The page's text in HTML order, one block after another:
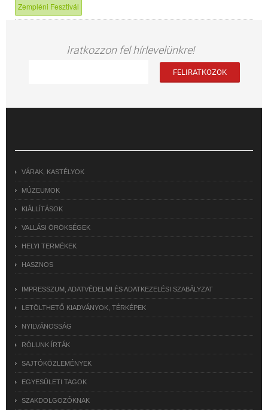
Zempléni Fesztivál
Iratkozzon fel hírlevelünkre!
VÁRAK, KASTÉLYOK
MÚZEUMOK
KIÁLLÍTÁSOK
VALLÁSI ÖRÖKSÉGEK
HELYI TERMÉKEK
HASZNOS
IMPRESSZUM, ADATVÉDELMI ÉS ADATKEZELÉSI SZABÁLYZAT
LETÖLTHETŐ KIADVÁNYOK, TÉRKÉPEK
NYILVÁNOSSÁG
RÓLUNK ÍRTÁK
SAJTÓKÖZLEMÉNYEK
EGYESÜLETI TAGOK
SZAKDOLGOZÓKNAK